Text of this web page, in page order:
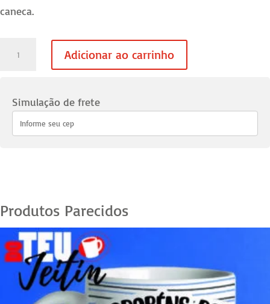
caneca.
Pais
Adicionar ao carrinho
Simulação de frete
Produtos Parecidos